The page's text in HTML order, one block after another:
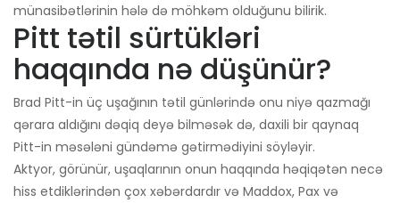
münasibətlərinin hələ də möhkəm olduğunu bilirik.
Pitt tətil sürtükləri
haqqında nə düşünür?
Brad Pitt-in üç uşağının tətil günlərində onu niyə qazmağı
qərara aldığını dəqiq deyə bilməsək də, daxili bir qaynaq
Pitt-in məsələni gündəmə gətirmədiyini söyləyir.
Aktyor, görünür, uşaqlarının onun haqqında həqiqətən necə
hiss etdiklərindən çox xəbərdardır və Maddox, Pax və